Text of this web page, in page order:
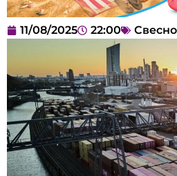
11/08/2025 22:00 Свесно